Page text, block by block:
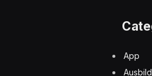
App